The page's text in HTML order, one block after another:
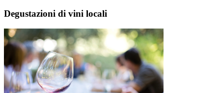
Degustazioni di vini locali